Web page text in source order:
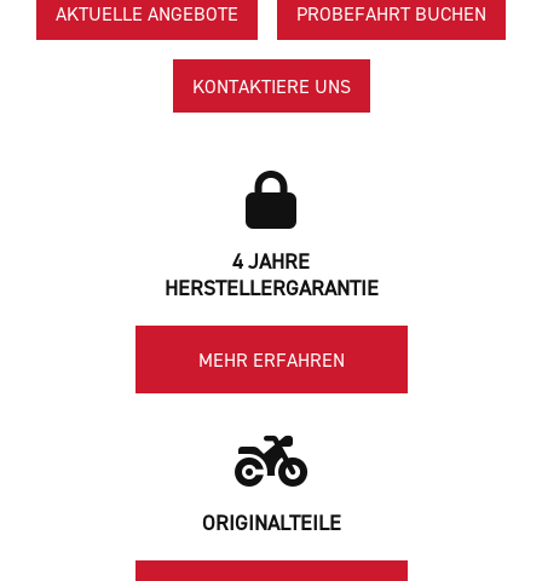
PROBEFAHRT BUCHEN
AKTUELLE ANGEBOTE
KONTAKTIERE UNS
4 JAHRE
HERSTELLERGARANTIE
MEHR ERFAHREN
ORIGINALTEILE